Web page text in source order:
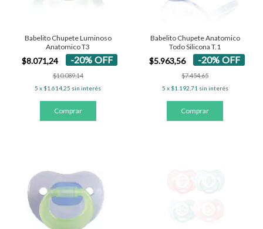
Babelito Chupete Luminoso
Anatomico T3
$8.071,24 -20%OFF
$10.089,14
5 x $1.614,25 sin interés
Babelito Chupete Anatomico
Todo Silicona T.1
$5.963,56 -20% OFF
$7.454,65
5 x $1.192,71 sin interés